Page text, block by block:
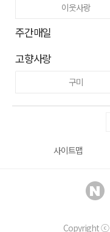
이웃사랑
주간매일
고향사랑
구미
사이트맵
Copyright ⓒ